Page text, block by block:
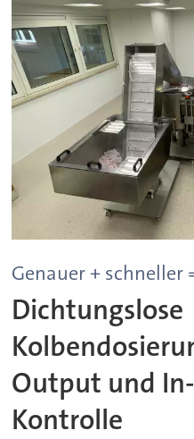
Genauer + schneller
Dichtungslose
Output und
Kontrolle